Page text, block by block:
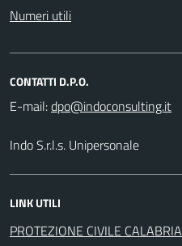
Numeri utili
CONTATTI D.P.O.
E-mail:
Indo S.r.l.s. Unipersonale
LINK UTILI
PROTEZIONE CIVILE CALABRIA